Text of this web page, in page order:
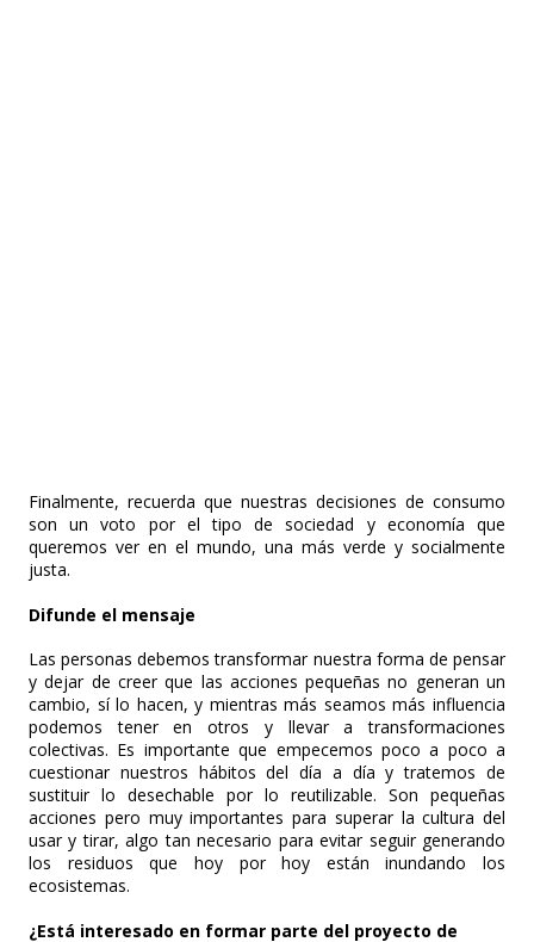
Finalmente, recuerda que nuestras decisiones de consumo
son un voto por el tipo de sociedad y economía que
queremos ver en el mundo, una más verde y socialmente
justa.
Difunde el mensaje
Las personas debemos transformar nuestra forma de pensar
y dejar de creer que las acciones pequeñas no generan un
cambio, sí lo hacen, y mientras más seamos más influencia
podemos tener en otros y llevar a transformaciones
colectivas. Es importante que empecemos poco a poco a
cuestionar nuestros hábitos del día a día y tratemos de
sustituir lo desechable por lo reutilizable. Son pequeñas
acciones pero muy importantes para superar la cultura del
usar y tirar, algo tan necesario para evitar seguir generando
los residuos que hoy por hoy están inundando los
ecosistemas.
¿Está interesado en formar parte del proyecto de